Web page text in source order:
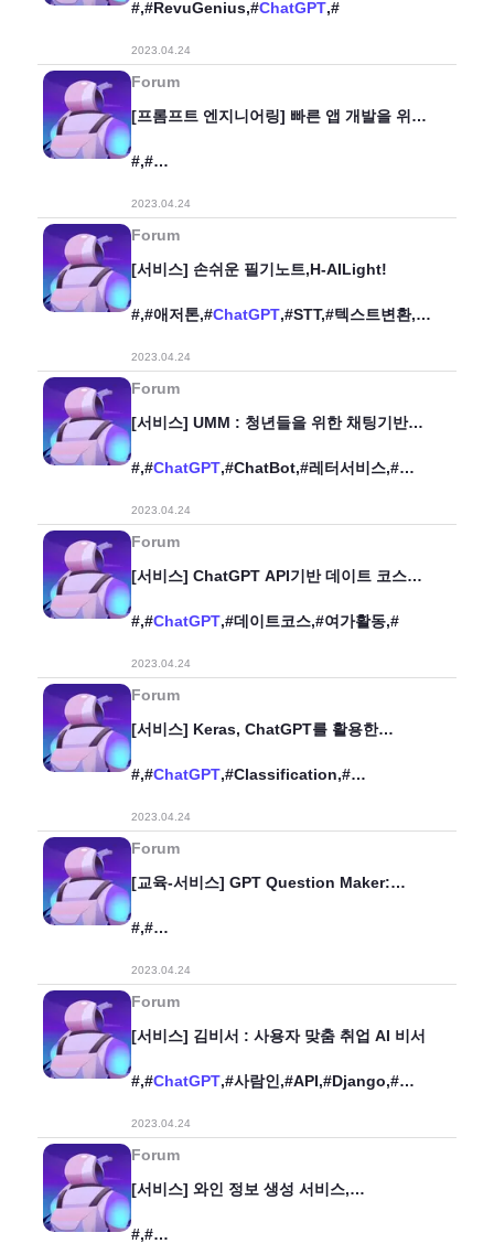
#,#RevuGenius,#ChatGPT,#
2023.04.24
Forum
[프롬프트 엔지니어링] 빠른 앱 개발을 위한
#,#
erd,#diagram,#데이터모델링,#
2023.04.24
Forum
[서비스] 손쉬운 필기노트,H-AILight!
#,#애저톤,#ChatGPT,#STT,#텍스트변환,#
2023.04.24
Forum
[서비스] UMM : 청년들을 위한 채팅기반
#,#ChatGPT,#ChatBot,#레터서비스,#
2023.04.24
Forum
[서비스] ChatGPT API기반 데이트 코스
#,#ChatGPT,#데이트코스,#여가활동,#
2023.04.24
Forum
[서비스] Keras, ChatGPT를 활용한
#,#ChatGPT,#Classification,#
2023.04.24
Forum
[교육-서비스] GPT Question Maker:
#,#
ster,#문제,#생성,#
2023.04.24
Forum
[서비스] 김비서 : 사용자 맞춤 취업 AI 비서
#,#ChatGPT,#사람인,#API,#Django,#
2023.04.24
Forum
[서비스] 와인 정보 생성 서비스,
#,#